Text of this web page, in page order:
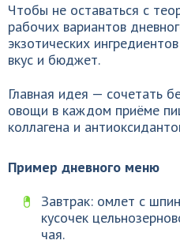
Чтобы не оставаться с
рабочих вариантов
экзотических
вкус и бюджет.
Главная идея — сочетать
овощи в каждом приёме
коллагена и
Пример дневного меню
Завтрак: омлет с
кусочек
чая.